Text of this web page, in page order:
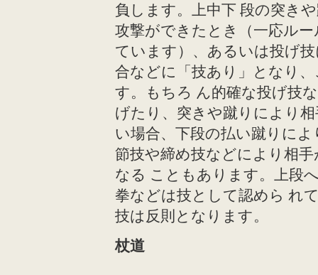
負します。上中下 段の突き
攻撃ができたとき（一応ル
ています）、あるいは投げ
合などに「技あり」となり
す。もちろ ん的確な投げ技
げたり、突きや蹴りにより
い場合、下段の払い蹴りに
節技や締め技などにより相
なる こともあります。上段
拳などは技として認めら れ
技は反則となります。
杖道